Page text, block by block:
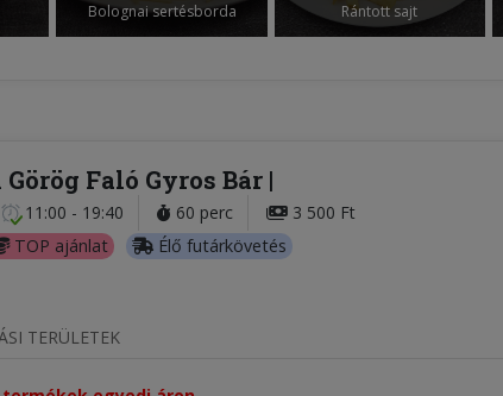
Bolognai sertésborda Rántott sajt
Görög Faló Gyros Bár
11:00 - 19:40 60 perc
3 500 Ft
TOP ajánlat
Élő futárkövetés
TERÜLETEK